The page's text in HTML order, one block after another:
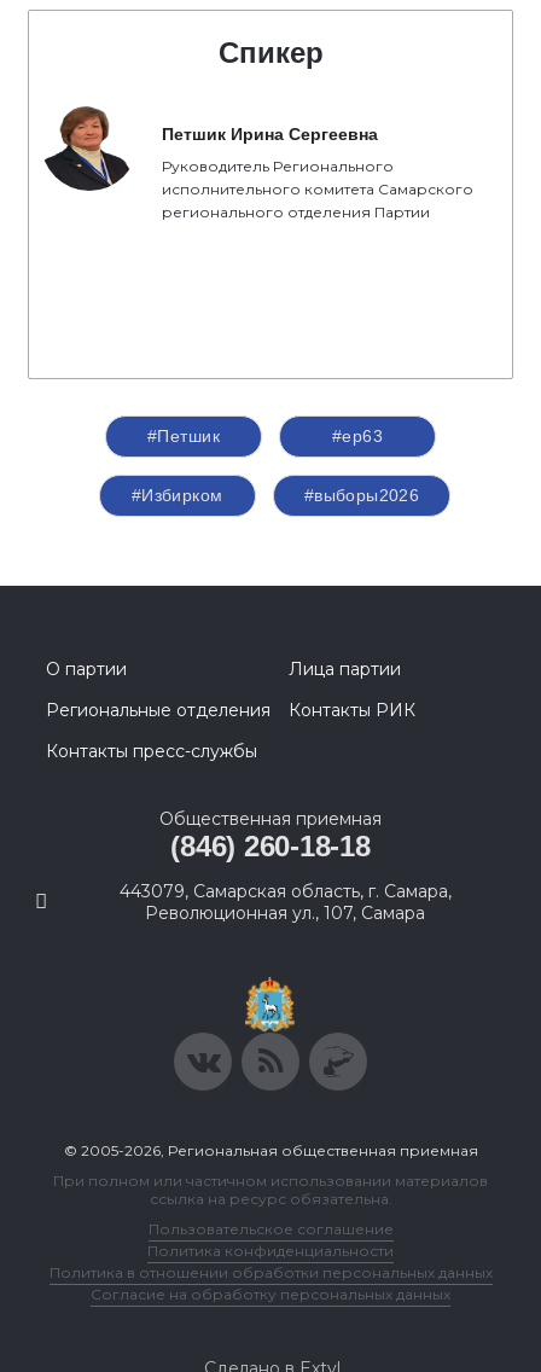
Спикер
Петшик Ирина Сергеевна
Руководитель Регионального
исполнительного комитета Самарского
регионального отделения Партии
#Петшик #ер63
#Избирком #выборы2026
О партии
Лица партии
Региональные отделения
Контакты РИК
Контакты пресс-службы
Общественная приемная
(846) 260-18-18
443079, Самарская область, г. Самара,
Революционная ул., 107, Самара
© 2005-2026, Региональная общественная приемная
При полном или частичном использовании материалов
ссылка на ресурс обязательна.
Пользовательское соглашение
Политика конфиденциальности
Политика в отношении обработки персональных данных
Согласие на обработку персональных данных